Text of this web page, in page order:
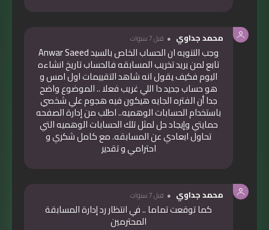
محمد جداوي قبل 7 سنوات
وجب التنويه ان الحساب الخاص بالسيد Anwar Saeed
تابع لمن يريد تخريب المسابقه فالحساب تاريخ انشاءه
اليوم فكيف يقول انه شاهد التقييمات اول امس و
هو حساب جديد دا اللي غريب فعلا .. الموضوع واضح
جدا أن الفتره الجايه هيكون فيه هجوم علي شخصي
باستخدام الحسابات الوهميه.. اطلب من إدارة الصفحه
حمايتي وإيجاد حل لمثل تلك الحسابات الوهميه التي
تحاول ابعادي عن المسابقه. مع كامل شكري و
احترامي و تقدير
محمد جداوي قبل 7 سنوات
كما توقعت تماما .. في انتظار رد إدارة المسابقة
المحترمين